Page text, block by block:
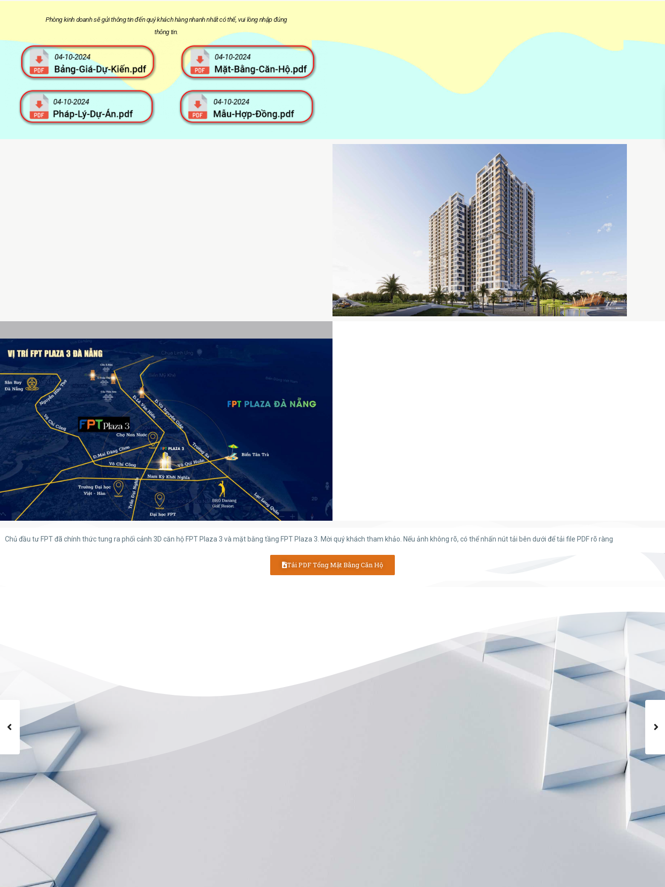
Phòng kinh doanh sẽ gửi thông tin đến quý khách hàng nhanh nhất có thể, vui lòng nhập đúng
thông tin.
Chủ đầu tư FPT đã chính thức tung ra phối cảnh 3D căn hộ FPT Plaza 3 và mặt bằng tầng FPT Plaza 3. Mời quý khách tham khảo. Nếu ảnh không rõ, có thể nhấn nút tải bên dưới để tải file PDF rõ ràng
Tải PDF Tổng Mặt Bằng Căn Hộ